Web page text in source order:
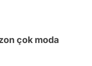
çok moda